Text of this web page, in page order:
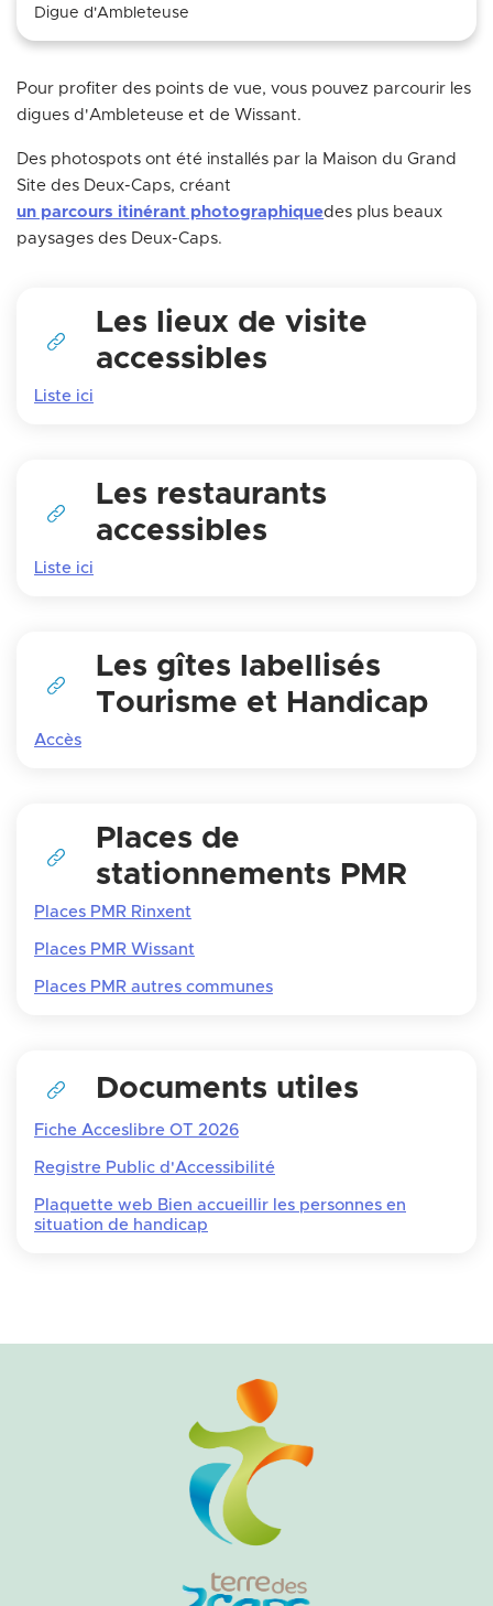
Digue d'Ambleteuse
Pour profiter des points de vue, vous pouvez parcourir les
digues d'Ambleteuse et de Wissant.
Des photospots ont été installés par la Maison du Grand
Site des Deux-Caps, créant
un parcours itinérant photographiquedes plus beaux
paysages des Deux-Caps.
Les lieux de visite
accessibles
Liste ici
Les restaurants
accessibles
Liste ici
Les gîtes labellisés
Tourisme et Handicap
Accès
Places de
stationnements PMR
Places PMR Rinxent
Places PMR Wissant
Places PMR autres communes
Documents utiles
Fiche Acceslibre OT 2026
Registre Public d'Accessibilité
Plaquette web Bien accueillir les personnes en
situation de handicap